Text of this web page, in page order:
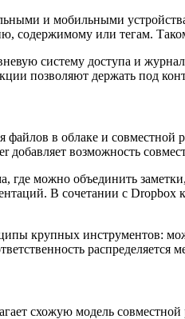
и мобильными
содержимому или тегам.
систему доступа и
позволяют держать под
в облаке и
возможность
можно объединить
В сочетании с
крупных инструментов:
схожую модель